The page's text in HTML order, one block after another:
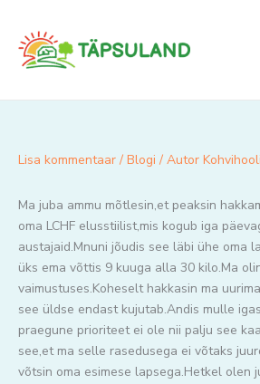
content
Lisa kommentaar / Blogi / Autor
Ma juba ammu mõtlesin,et peaksin
oma LCHF elusstiilist,mis kogub iga
austajaid.Mnuni jõudis see läbi ühe oma
üks ema võttis 9 kuuga alla 30 kilo.Ma
vaimustuses.Koheselt hakkasin ma
see üldse endast kujutab.Andis mulle
praegune prioriteet ei ole nii palju see
see,et ma selle rasedusega ei võtaks
võtsin oma esimese lapsega.Hetkel olen